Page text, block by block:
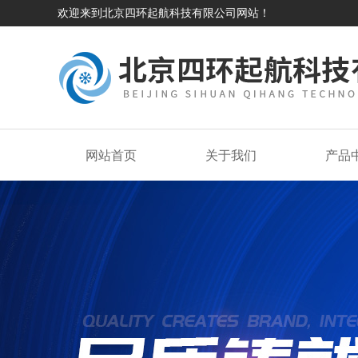
欢迎来到北京四环起航科技有限公司网站！
网站首页 关于我们 产品